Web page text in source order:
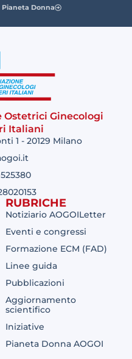
Pianeta Donna
Ostetrici Ginecologi
Italiani
1 - 20129 Milano
RUBRICHE
Notiziario AOGOILetter
Eventi e congressi
Formazione ECM (FAD)
Linee guida
Pubblicazioni
Aggiornamento
scientifico
Iniziative
Pianeta Donna AOGOI